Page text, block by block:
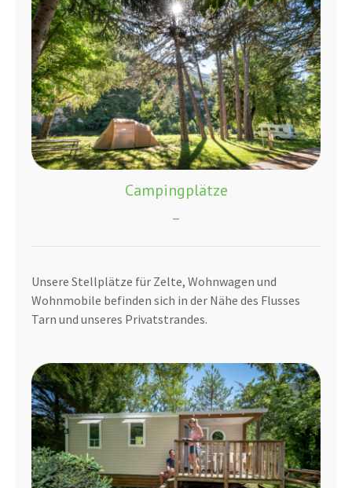
Campingplätze
Unsere Stellplätze für Zelte, Wohnwagen und
Wohnmobile befinden sich in der Nähe des Flusses
Tarn und unseres Privatstrandes.